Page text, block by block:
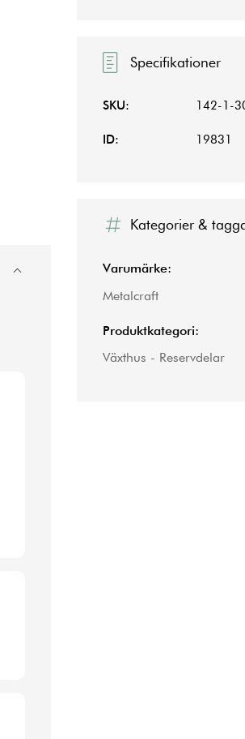
Specifikationer
SKU: 142-1-
ID: 19831
Kategorier &
Varumärke:
Metalcraft
Produktkategori:
Växthus - Reservdelar